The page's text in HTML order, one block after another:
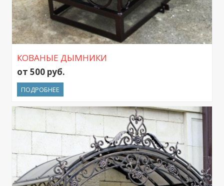
КОВАНЫЕ ДЫМНИКИ
от 500 руб.
ПОДРОБНЕЕ